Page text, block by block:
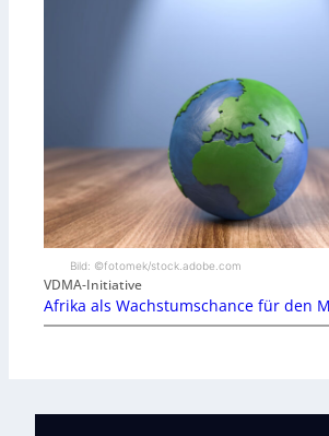
Bild: ©fotomek/stock.adobe.com
VDMA-Initiative
Afrika als Wachstumschance für den